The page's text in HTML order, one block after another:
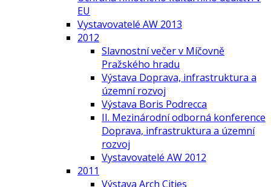
EU
Vystavovatelé AW 2013
2012
Slavnostní večer v Míčovně
Pražského hradu
Výstava Doprava, infrastruktura a
územní rozvoj
Výstava Boris Podrecca
II. Mezinárodní odborná konference
Doprava, infrastruktura a územní
rozvoj
Vystavovatelé AW 2012
2011
Výstava Arch Cities